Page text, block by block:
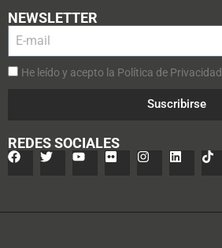
NEWSLETTER
He leído y acepto la Política de Privacidad.
Suscribirse
REDES SOCIALES